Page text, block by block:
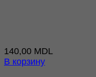
140,00 MDL
В корзину